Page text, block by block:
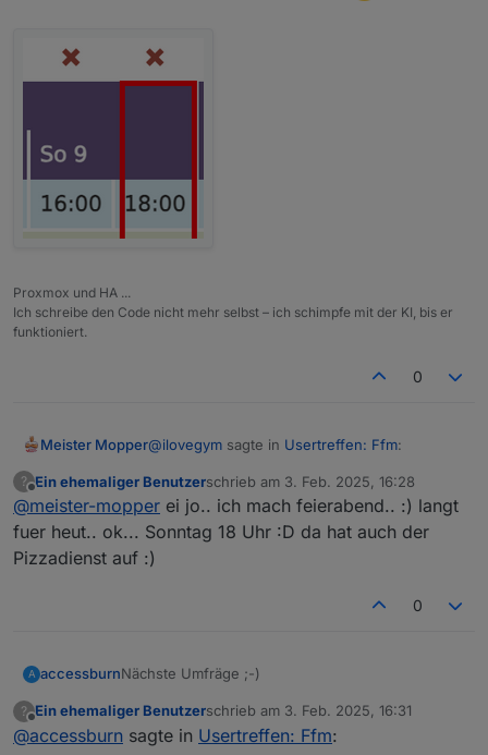
Proxmox und HA ...
Ich schreibe den Code nicht mehr selbst – ich schimpfe mit der KI, bis er
funktioniert.
0
Meister Mopper@ilovegym sagte in Usertreffen: Ffm:
@ accessburn
achso, ich dachte heute.. ? auchgut, heut
Uhr .. :)
Meeting link:
https://teams.live.com/meet/9321920256
Heute war aus meiner Erinnerung dein
Vorschlag, hier nochmal die Daten für
?
Offline
Ein ehemaliger Benutzerschrieb am 3. Feb. 2025, 16:28
zuletzt editiert von
@meister-mopper ei jo.. ich mach feierabend.. :) langt
fuer heut.. ok... Sonntag 18 Uhr :D da hat auch der
Pizzadienst auf :)
0
A accessburnNächste Umfräge ;-)
https://nuudel.digitalcourage.de/GmdurdMTyAamy
WBp
?
Offline
Ein ehemaliger Benutzerschrieb am 3. Feb. 2025, 16:31
zuletzt editiert von
@accessburn sagte in Usertreffen: Ffm: